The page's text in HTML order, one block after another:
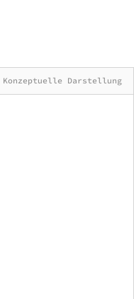
Konzeptuelle Darstellung